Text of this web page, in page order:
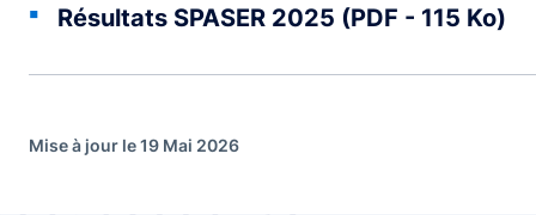
Résultats SPASER 2025 (PDF - 115 Ko)
Mise à jour le 19 Mai 2026